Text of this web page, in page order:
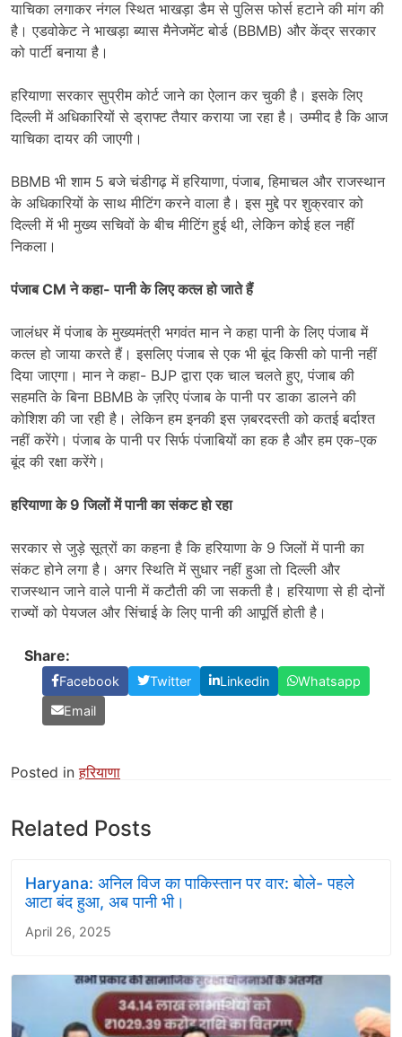
याचिका लगाकर नंगल स्थित भाखड़ा डैम से पुलिस फोर्स हटाने की मांग की
है। एडवोकेट ने भाखड़ा ब्यास मैनेजमेंट बोर्ड (BBMB) और केंद्र सरकार
को पार्टी बनाया है।
हरियाणा सरकार सुप्रीम कोर्ट जाने का ऐलान कर चुकी है। इसके लिए
दिल्ली में अधिकारियों से ड्राफ्ट तैयार कराया जा रहा है। उम्मीद है कि आज
याचिका दायर की जाएगी।
BBMB भी शाम 5 बजे चंडीगढ़ में हरियाणा, पंजाब, हिमाचल और राजस्थान
के अधिकारियों के साथ मीटिंग करने वाला है। इस मुद्दे पर शुक्रवार को
दिल्ली में भी मुख्य सचिवों के बीच मीटिंग हुई थी, लेकिन कोई हल नहीं
निकला।
पंजाब CM ने कहा- पानी के लिए कत्ल हो जाते हैं
जालंधर में पंजाब के मुख्यमंत्री भगवंत मान ने कहा पानी के लिए पंजाब में
कत्ल हो जाया करते हैं। इसलिए पंजाब से एक भी बूंद किसी को पानी नहीं
दिया जाएगा। मान ने कहा- BJP द्वारा एक चाल चलते हुए, पंजाब की
सहमति के बिना BBMB के ज़रिए पंजाब के पानी पर डाका डालने की
कोशिश की जा रही है। लेकिन हम इनकी इस ज़बरदस्ती को कतई बर्दाश्त
नहीं करेंगे। पंजाब के पानी पर सिर्फ पंजाबियों का हक है और हम एक-एक
बूंद की रक्षा करेंगे।
हरियाणा के 9 जिलों में पानी का संकट हो रहा
सरकार से जुड़े सूत्रों का कहना है कि हरियाणा के 9 जिलों में पानी का
संकट होने लगा है। अगर स्थिति में सुधार नहीं हुआ तो दिल्ली और
राजस्थान जाने वाले पानी में कटौती की जा सकती है। हरियाणा से ही दोनों
राज्यों को पेयजल और सिंचाई के लिए पानी की आपूर्ति होती है।
Share:
Facebook Twitter Linkedin
Whatsapp
Email
Posted inहरियाणा
Related Posts
Haryana: अनिल विज का पाकिस्तान पर वार: बोले- पहले
आटा बंद हुआ, अब पानी भी।
April 26, 2025